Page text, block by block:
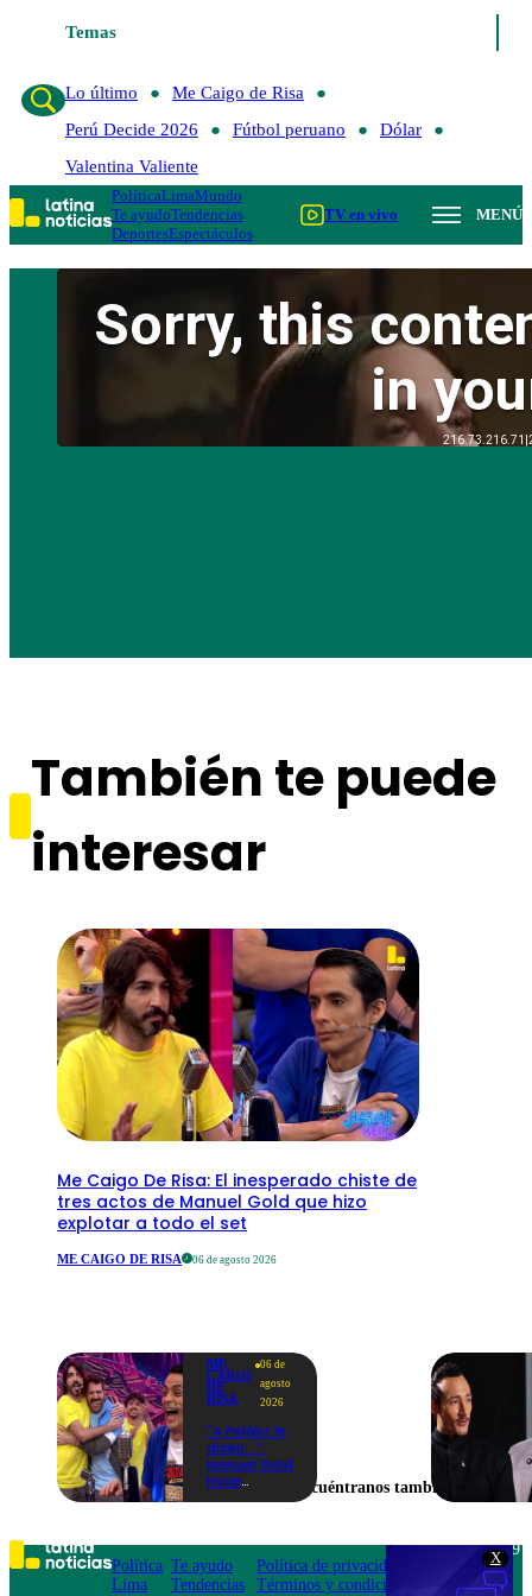
X
Temas
Lo último
Me Caigo de Risa
Perú Decide 2026
Fútbol peruano
Dólar
Valentina Valiente
PolíticaLimaMundo
Te ayudoTendencias
DeportesEspectáculos
TV en vivo MENÚ
También te puede
interesar
Me Caigo De Risa: El inesperado chiste de
tres actos de Manuel Gold que hizo
explotar a todo el set
ME CAIGO DE RISA 06 de agosto 2026
ME
CAIGO
DE
RISA
06 de
agosto
2026
"A Peláez le
dicen...":
Manuel Gold
hace
de contar el
chiste
Encuéntranos también en
Política
Lima
Te ayudo
Tendencias
Política de privacidad
Términos y condiciones
Teléfono: 219
Av. San